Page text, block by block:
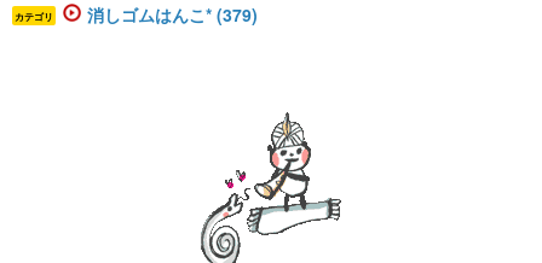
カテゴリ 消しゴムはんこ* (379)